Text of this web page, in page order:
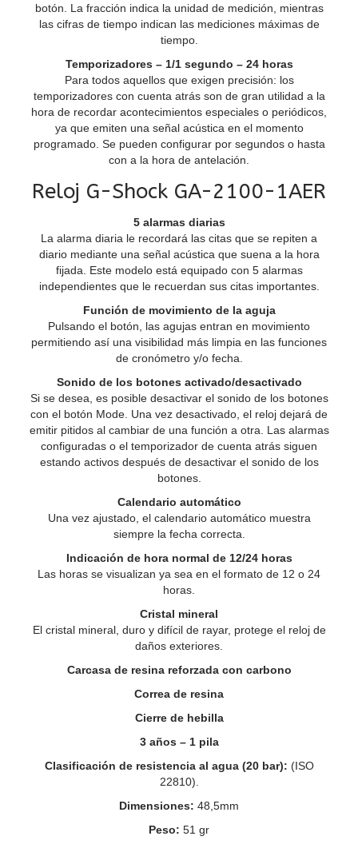
botón. La fracción indica la unidad de medición, mientras
las cifras de tiempo indican las mediciones máximas de
tiempo.
Temporizadores – 1/1 segundo – 24 horas
Para todos aquellos que exigen precisión: los
temporizadores con cuenta atrás son de gran utilidad a la
hora de recordar acontecimientos especiales o periódicos,
ya que emiten una señal acústica en el momento
programado. Se pueden configurar por segundos o hasta
con a la hora de antelación.
Reloj G-Shock GA-2100-1AER
5 alarmas diarias
La alarma diaria le recordará las citas que se repiten a
diario mediante una señal acústica que suena a la hora
fijada. Este modelo está equipado con 5 alarmas
independientes que le recuerdan sus citas importantes.
Función de movimiento de la aguja
Pulsando el botón, las agujas entran en movimiento
permitiendo así una visibilidad más limpia en las funciones
de cronómetro y/o fecha.
Sonido de los botones activado/desactivado
Si se desea, es posible desactivar el sonido de los botones
con el botón Mode. Una vez desactivado, el reloj dejará de
emitir pitidos al cambiar de una función a otra. Las alarmas
configuradas o el temporizador de cuenta atrás siguen
estando activos después de desactivar el sonido de los
botones.
Calendario automático
Una vez ajustado, el calendario automático muestra
siempre la fecha correcta.
Indicación de hora normal de 12/24 horas
Las horas se visualizan ya sea en el formato de 12 o 24
horas.
Cristal mineral
El cristal mineral, duro y difícil de rayar, protege el reloj de
daños exteriores.
Carcasa de resina reforzada con carbono
Correa de resina
Cierre de hebilla
3 años – 1 pila
Clasificación de resistencia al agua (20 bar): (ISO
22810).
Dimensiones: 48,5mm
Peso: 51 gr